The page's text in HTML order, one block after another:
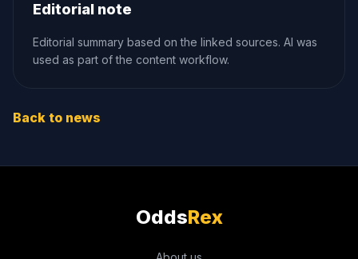
Editorial note
Editorial summary based on the linked sources. AI was
used as part of the content workflow.
Back to news
OddsRex